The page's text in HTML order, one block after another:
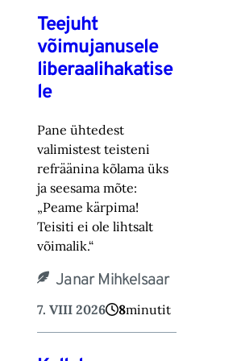
Teejuht
võimujanusele
liberaalihakatise
le
Pane ühtedest
valimistest teisteni
refräänina kõlama üks
ja seesama mõte:
„Peame kärpima!
‎Teisiti ei ole lihtsalt
võimalik.“‎
Janar Mihkelsaar
7. VIII 2026 8minutit